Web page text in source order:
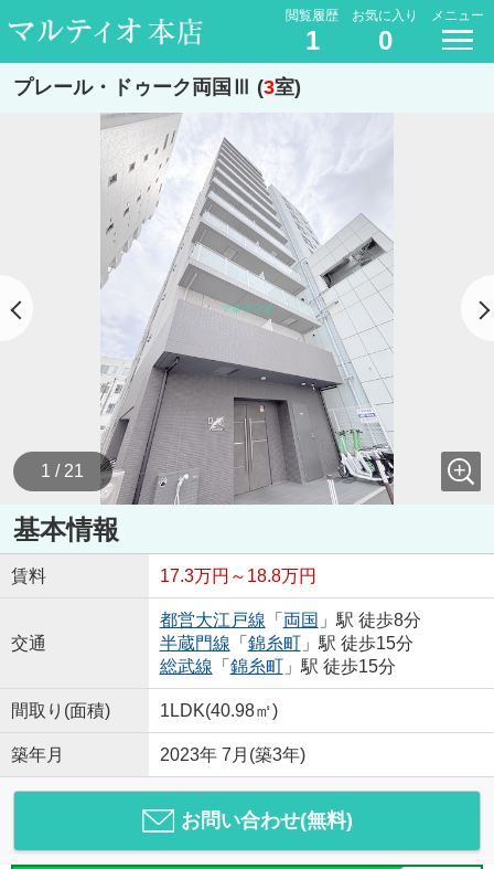
閲覧履歴
1
お気に入り
0
メニュー
プレール・ドゥーク両国Ⅲ (3室)
1 / 21
基本情報
賃料 17.3万円～18.8万円
交通
都営大江戸線 「 両国 」駅 徒歩8分
半蔵門線 「 錦糸町」駅 徒歩15分
総武線 「 錦糸町」駅 徒歩15分
間取り(面積) 1LDK(40.98㎡)
築年月 2023年 7月(築3年)
お問い合わせ(無料)